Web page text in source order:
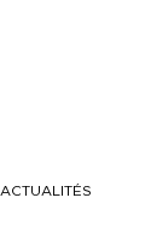
ACTUALITÉS